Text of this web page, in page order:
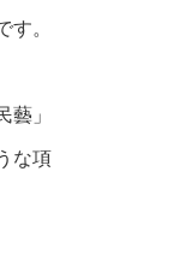
。
」
な項